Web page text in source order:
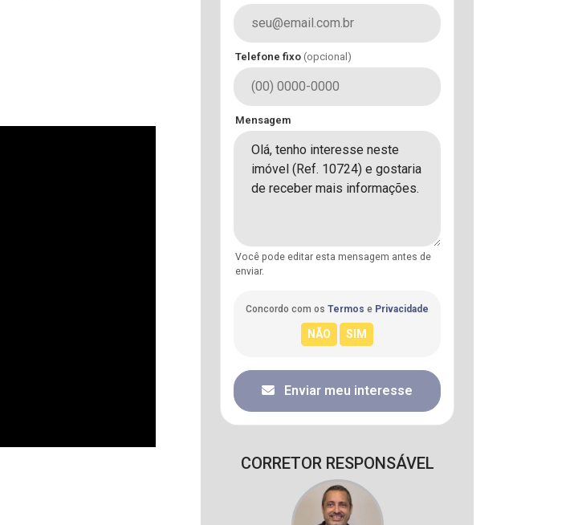
Telefone fixo (opcional)
Mensagem
Você pode editar esta mensagem antes de
enviar.
Concordo com os Termos e Privacidade
Enviar meu interesse
CORRETOR RESPONSÁVEL